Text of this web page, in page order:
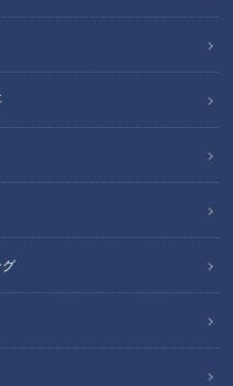
間
時間」アーカイブ